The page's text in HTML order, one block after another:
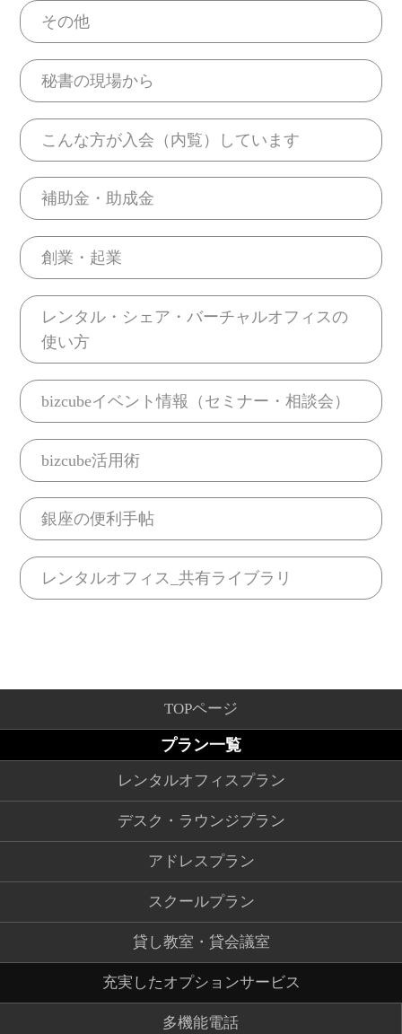
その他
秘書の現場から
こんな方が入会（内覧）しています
補助金・助成金
創業・起業
レンタル・シェア・バーチャルオフィスの
使い方
bizcubeイベント情報（セミナー・相談会）
bizcube活用術
銀座の便利手帖
レンタルオフィス_共有ライブラリ
TOPページ
プラン一覧
レンタルオフィスプラン
デスク・ラウンジプラン
アドレスプラン
スクールプラン
貸し教室・貸会議室
充実したオプションサービス
多機能電話